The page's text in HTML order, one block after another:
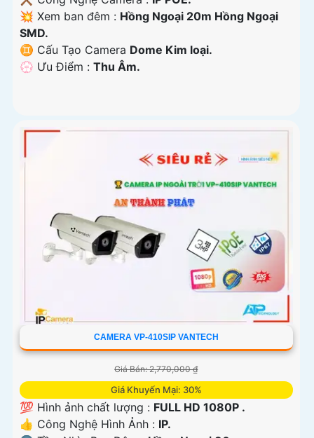
💥 Xem ban đêm : Hồng Ngoại 20m Hồng Ngoại
SMD.
♊ Cấu Tạo Camera Dome Kim loại.
️💮 Ưu Điểm : Thu Âm.
CAMERA VP-410SIP VANTECH
Giá Bán: 2,770,000 ₫
Giá Khuyến Mại: 30%
💯 Hình ảnh chất lượng : FULL HD 1080P .
👍 Công Nghệ Hình Ảnh : IP.